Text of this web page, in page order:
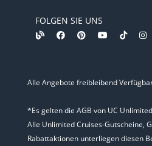
FOLGEN SIE UNS
Alle Angebote freibleibend
*Es gelten die AGB von UC
Alle Unlimited Cruises-Gutscheine,
Rabattaktionen unterliegen diesen